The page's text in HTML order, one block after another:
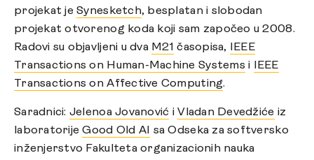
projekat jeSynesketch, besplatan i slobodan
projekat otvorenog koda koji sam započeo u 2008.
Radovi su objavljeni u dva M21 časopisa, IEEE
Transactions on Human-Machine Systems i IEEE
Transactions on Affective Computing.
Saradnici: Jelenoa Jovanović iVladan Devedžiće iz
laboratorijeGood Old AI sa Odseka za softversko
inženjerstvo Fakulteta organizacionih nauka